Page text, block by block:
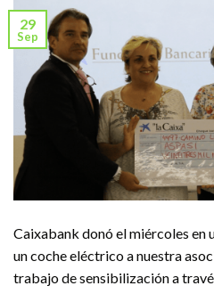
29
Sep
Caixabank donó el miércoles en
un coche eléctrico a nuestra
trabajo de sensibilización a